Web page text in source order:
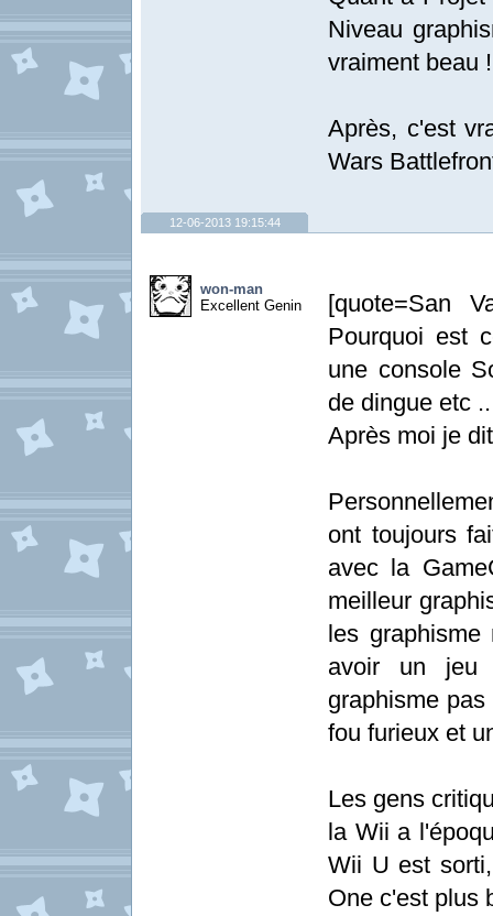
Niveau
vraiment beau !
Après, c'est
Wars
12-06-2013 19:15:44
won-man
Excellent Genin
[quote=San
Pourquoi est
une console
de dingue etc
Après moi je
ont toujours
avec la
meilleur
les graphisme
avoir un jeu
graphisme
fou furieux et
Les gens
la Wii a
Wii U est
One c'est plus